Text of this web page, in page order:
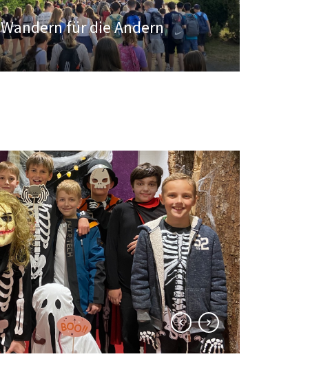
Wandern für die Andern